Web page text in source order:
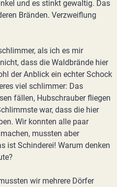
und es stinkt gewaltig. Das
Bränden. Verzweiflung
als ich es mir
dass die Waldbrände hier
der Anblick ein echter Schock
viel schlimmer: Das
fällen, Hubschrauber fliegen
war, dass die hier
Wir konnten alle paar
mussten aber
ist Schinderei! Warum denken
wir mehrere Dörfer